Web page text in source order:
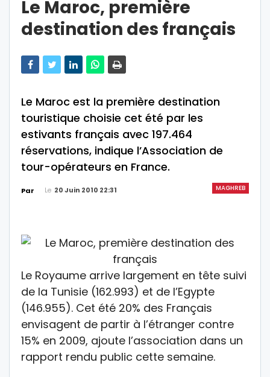
Le Maroc, première
destination des français
Le Maroc est la première destination
touristique choisie cet été par les
estivants français avec 197.464
réservations, indique l’Association de
tour-opérateurs en France.
MAGHREB
Par Le 20 Juin 2010 22:31
Le Royaume arrive largement en tête suivi
de la Tunisie (162.993) et de l’Egypte
(146.955). Cet été 20% des Français
envisagent de partir à l’étranger contre
15% en 2009, ajoute l’association dans un
rapport rendu public cette semaine.